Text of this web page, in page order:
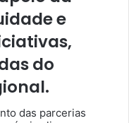
e
do
das parcerias